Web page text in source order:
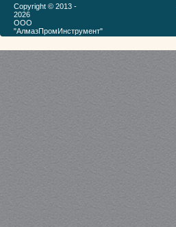
Copyright © 2013 -
2026
ООО
"АлмазПромИнструмент"